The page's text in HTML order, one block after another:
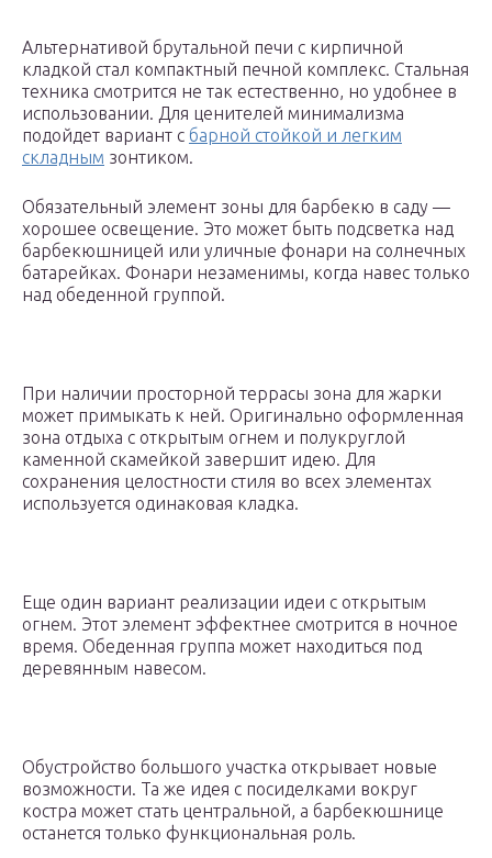
Альтернативой брутальной печи с кирпичной
кладкой стал компактный печной комплекс. Стальная
техника смотрится не так естественно, но удобнее в
использовании. Для ценителей минимализма
подойдет вариант с барной стойкой и легким
складным зонтиком.
Обязательный элемент зоны для барбекю в саду —
хорошее освещение. Это может быть подсветка над
барбекюшницей или уличные фонари на солнечных
батарейках. Фонари незаменимы, когда навес только
над обеденной группой.
При наличии просторной террасы зона для жарки
может примыкать к ней. Оригинально оформленная
зона отдыха с открытым огнем и полукруглой
каменной скамейкой завершит идею. Для
сохранения целостности стиля во всех элементах
используется одинаковая кладка.
Еще один вариант реализации идеи с открытым
огнем. Этот элемент эффектнее смотрится в ночное
время. Обеденная группа может находиться под
деревянным навесом.
Обустройство большого участка открывает новые
возможности. Та же идея с посиделками вокруг
костра может стать центральной, а барбекюшнице
останется только функциональная роль.